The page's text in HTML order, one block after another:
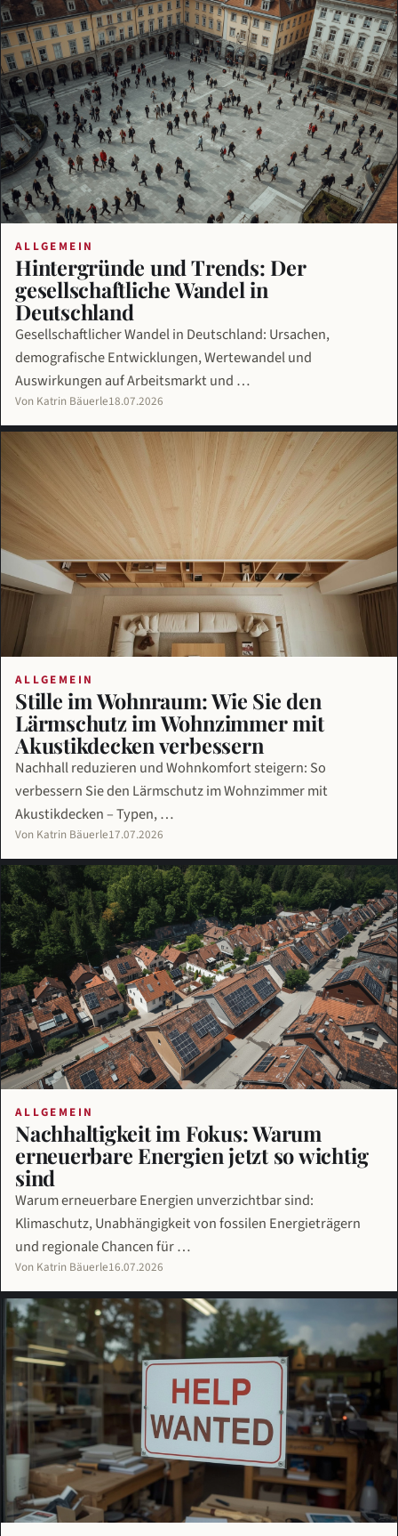
ALLGEMEIN
Hintergründe und Trends: Der
gesellschaftliche Wandel in
Deutschland
Gesellschaftlicher Wandel in Deutschland: Ursachen,
demografische Entwicklungen, Wertewandel und
Auswirkungen auf Arbeitsmarkt und …
Von Katrin Bäuerle18.07.2026
ALLGEMEIN
Stille im Wohnraum: Wie Sie den
Lärmschutz im Wohnzimmer mit
Akustikdecken verbessern
Nachhall reduzieren und Wohnkomfort steigern: So
verbessern Sie den Lärmschutz im Wohnzimmer mit
Akustikdecken – Typen, …
Von Katrin Bäuerle17.07.2026
ALLGEMEIN
Nachhaltigkeit im Fokus: Warum
erneuerbare Energien jetzt so wichtig
sind
Warum erneuerbare Energien unverzichtbar sind:
Klimaschutz, Unabhängigkeit von fossilen Energieträgern
und regionale Chancen für …
Von Katrin Bäuerle16.07.2026